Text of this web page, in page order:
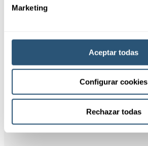
Marketing
Aceptar todas
Configurar cookies
Rechazar todas
Coberturas